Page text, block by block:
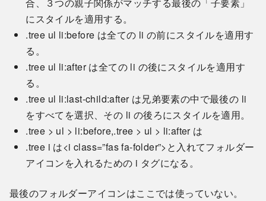
合、３つの親子関係がマッチする最後の「子要素」
にスタイルを適用する。
.tree ul li:before は全ての li の前にスタイルを適用す
る。
.tree ul li:after は全ての li の後にスタイルを適用す
る。
.tree ul li:last-child:after は兄弟要素の中で最後の li
をすべてを選択、その li の後ろにスタイルを適用。
.tree > ul > li:before,.tree > ul > li:after は
.tree i は<i class=”fas fa-folder”>と入れてフォルダー
アイコンを入れるための i タグになる。
最後のフォルダーアイコンはここでは使っていない。